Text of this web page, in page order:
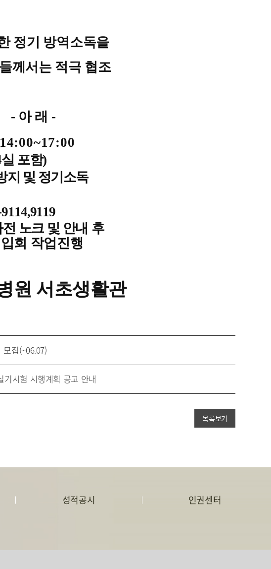
정기 방역소독을
께서는 적극 협조
- 아 래 -
포함)
지 및 정기소독
노크 및 안내 후
회 작업진행
원 서초생활관
집(~06.07)
시험 시행계획 공고 안내
목록보기
성적공시 인권센터